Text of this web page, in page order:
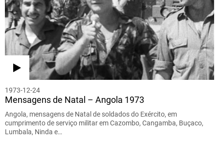
1973-12-24
Mensagens de Natal – Angola 1973
Angola, mensagens de Natal de soldados do Exército, em
cumprimento de serviço militar em Cazombo, Cangamba, Buçaco,
Lumbala, Ninda e…